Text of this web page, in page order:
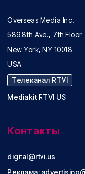
Overseas Media Inc.
589 8th Ave., 7th Floor
New York, NY 10018
USA
Телеканал RTVI
Mediakit RTVI US
Контакты
digital@rtvi.us
Реклама: